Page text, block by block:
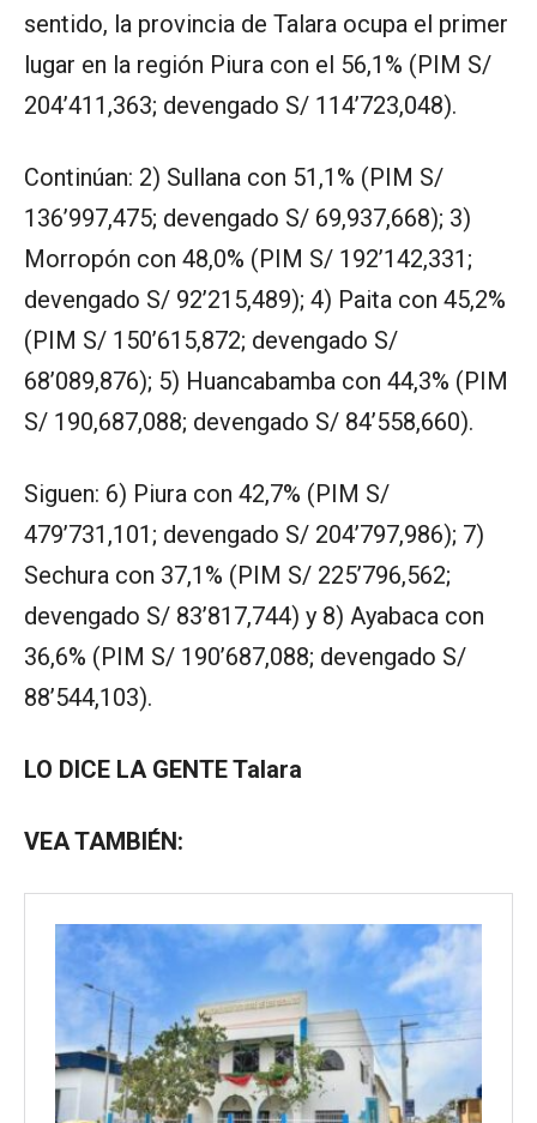
sentido, la provincia de Talara ocupa el primer
lugar en la región Piura con el 56,1% (PIM S/
204’411,363; devengado S/ 114’723,048).
Continúan: 2) Sullana con 51,1% (PIM S/
136’997,475; devengado S/ 69,937,668); 3)
Morropón con 48,0% (PIM S/ 192’142,331;
devengado S/ 92’215,489); 4) Paita con 45,2%
(PIM S/ 150’615,872; devengado S/
68’089,876); 5) Huancabamba con 44,3% (PIM
S/ 190,687,088; devengado S/ 84’558,660).
Siguen: 6) Piura con 42,7% (PIM S/
479’731,101; devengado S/ 204’797,986); 7)
Sechura con 37,1% (PIM S/ 225’796,562;
devengado S/ 83’817,744) y 8) Ayabaca con
36,6% (PIM S/ 190’687,088; devengado S/
88’544,103).
LO DICE LA GENTE Talara
VEA TAMBIÉN: